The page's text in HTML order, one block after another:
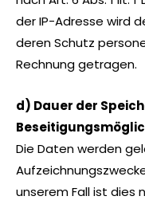
der IP-Adresse wird
deren Schutz
Rechnung getragen.
d) Dauer der
Die Daten werden
unserem Fall ist dies